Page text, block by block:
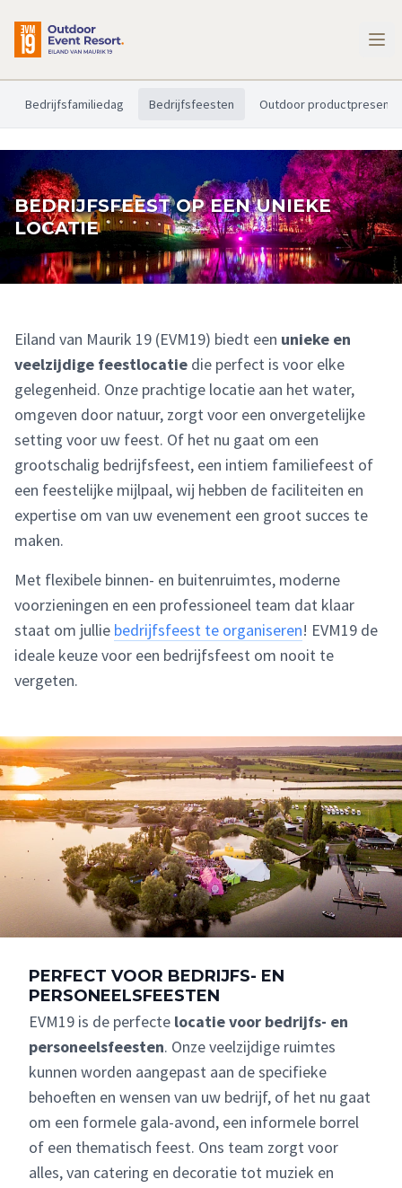
Bedrijfsfamiliedag Bedrijfsfeesten Outdoor
BEDRIJFSFEEST OP EEN UNIEKE
LOCATIE
Eiland van Maurik 19 (EVM19) biedt een unieke en
veelzijdige feestlocatie die perfect is voor elke
gelegenheid. Onze prachtige locatie aan het water,
omgeven door natuur, zorgt voor een onvergetelijke
setting voor uw feest. Of het nu gaat om een
grootschalig bedrijfsfeest, een intiem familiefeest of
een feestelijke mijlpaal, wij hebben de faciliteiten en
expertise om van uw evenement een groot succes te
maken.
Met flexibele binnen- en buitenruimtes, moderne
voorzieningen en een professioneel team dat klaar
staat om jullie bedrijfsfeest te organiseren! EVM19 de
ideale keuze voor een bedrijfsfeest om nooit te
vergeten.
PERFECT VOOR BEDRIJFS- EN
PERSONEELSFEESTEN
EVM19 is de perfecte locatie voor bedrijfs- en
personeelsfeesten. Onze veelzijdige ruimtes
kunnen worden aangepast aan de specifieke
behoeften en wensen van uw bedrijf, of het nu gaat
om een formele gala-avond, een informele borrel
of een thematisch feest. Ons team zorgt voor
alles, van catering en decoratie tot muziek en